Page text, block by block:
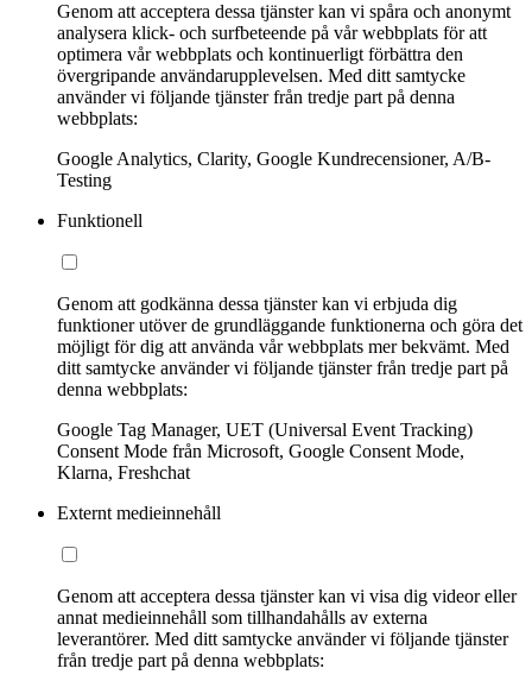
Genom att acceptera dessa tjänster kan vi spåra och anonymt
analysera klick- och surfbeteende på vår webbplats för att
optimera vår webbplats och kontinuerligt förbättra den
övergripande användarupplevelsen. Med ditt samtycke
använder vi följande tjänster från tredje part på denna
webbplats:
Google Analytics, Clarity, Google Kundrecensioner, A/B-
Testing
Funktionell
Genom att godkänna dessa tjänster kan vi erbjuda dig
funktioner utöver de grundläggande funktionerna och göra det
möjligt för dig att använda vår webbplats mer bekvämt. Med
ditt samtycke använder vi följande tjänster från tredje part på
denna webbplats:
Google Tag Manager, UET (Universal Event Tracking)
Consent Mode från Microsoft, Google Consent Mode,
Klarna, Freshchat
Externt medieinnehåll
Genom att acceptera dessa tjänster kan vi visa dig videor eller
annat medieinnehåll som tillhandahålls av externa
leverantörer. Med ditt samtycke använder vi följande tjänster
från tredje part på denna webbplats: